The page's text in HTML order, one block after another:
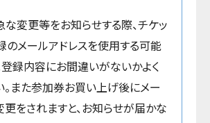
変更等をお知らせする際、チケッ
のメールアドレスを使用する可能
登録内容にお間違いがないかよく
。また参加券お買い上げ後にメー
更をされますと、お知らせが届かな